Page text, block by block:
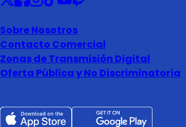
Sobre Nosotros
Contacto Comercial
Zonas de Transmisión Digital
Oferta Pública y No Discriminatoria